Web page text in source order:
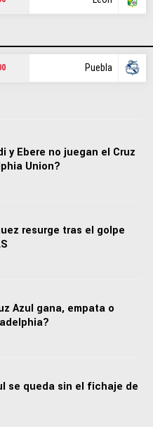
Puebla
y Ebere no juegan el Cruz
Union?
resurge tras el golpe
Azul gana, empata o
se queda sin el fichaje de